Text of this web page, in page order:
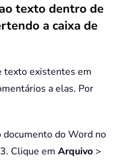
texto dentro de
a caixa de
texto existentes em
a elas. Por
documento do Word no
Clique em Arquivo >